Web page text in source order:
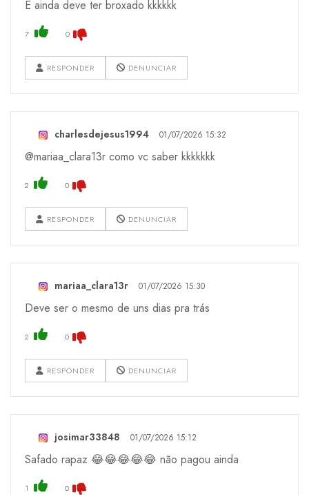
E ainda deve ter broxado kkkkkk
7 0
RESPONDER DENUNCIAR
charlesdejesus1994 01/07/2026 15:32
@mariaa_clara13r como vc saber kkkkkkk
2 0
RESPONDER DENUNCIAR
mariaa_clara13r 01/07/2026 15:30
Deve ser o mesmo de uns dias pra trás
2 0
RESPONDER DENUNCIAR
josimar33848 01/07/2026 15:12
Safado rapaz 😂😂😂😂😂 não pagou ainda
1 0